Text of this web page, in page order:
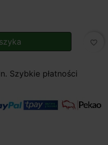
favorite_border
Szybkie płatności